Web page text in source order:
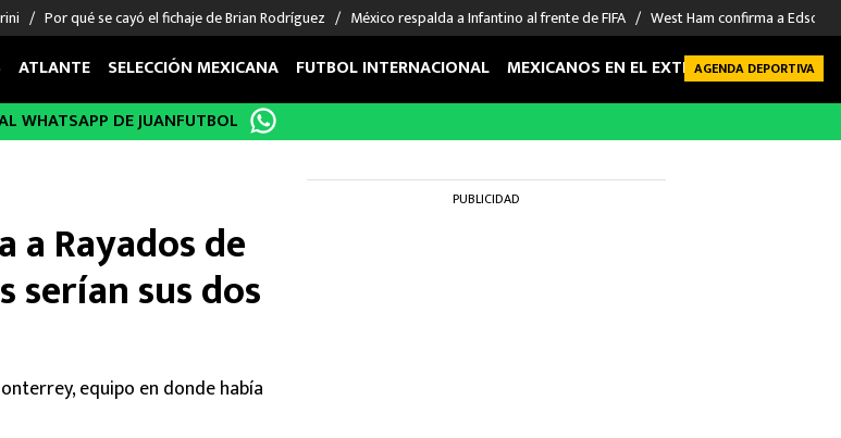
Por qué se cayó el fichaje de Brian Rodríguez México respalda a Infantino al frente de FIFA West Ham confirma a Edson
FIGURAS
Sergio Ramos
Giorgos Giakoumakis
André Jardine
DEPORTES
Boxeo
NFL
ATLANTE SELECCIÓN MEXICANA FUTBOL INTERNACIONAL MEXICANOS EN EL EXTRANJERO FUTBOL
AGENDA DEPORTIVA
WHATSAPP DE JUANFUTBOL
a Rayados de
serían sus dos
equipo en donde había
PUBLICIDAD